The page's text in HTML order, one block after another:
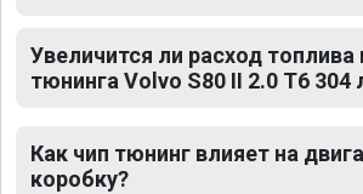
Увеличится ли расход топлива
тюнинга Volvo S80 II 2.0 T6 304
Как чип тюнинг влияет на
коробку?